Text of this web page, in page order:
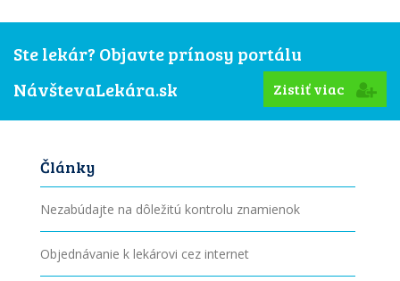
Ste lekár? Objavte prínosy portálu
NávštevaLekára.sk
Zistiť viac
Články
Nezabúdajte na dôležitú kontrolu znamienok
Objednávanie k lekárovi cez internet